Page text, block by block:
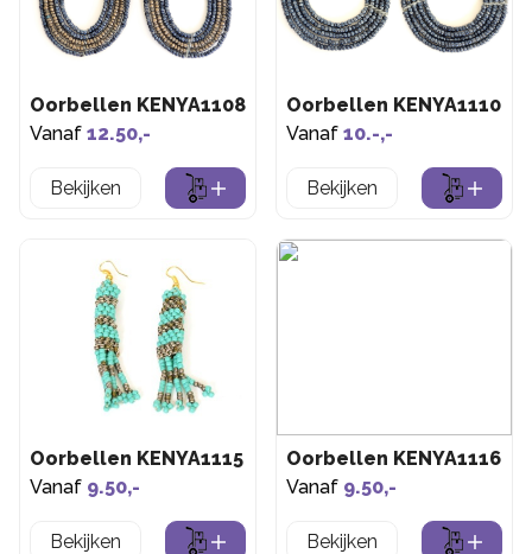
Oorbellen KENYA1108
Vanaf 12.50,-
Bekijken
Oorbellen KENYA1110
Vanaf 10.-,-
Bekijken
Oorbellen KENYA1115
Vanaf 9.50,-
Bekijken
Oorbellen KENYA1116
Vanaf 9.50,-
Bekijken